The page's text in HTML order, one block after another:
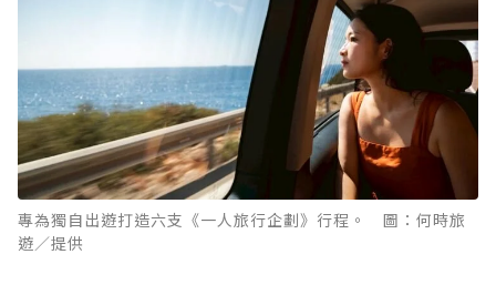
專為獨自出遊打造六支《一人旅行企劃》行程。 圖：何時旅
遊／提供